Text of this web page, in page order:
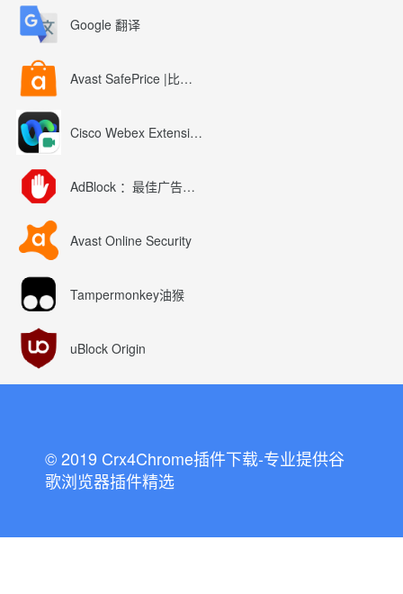
Google 翻译
Avast SafePrice |比较、交易、优惠券
Cisco Webex Extension
AdBlock ：最佳广告拦截工具
Avast Online Security
Tampermonkey油猴
uBlock Origin
© 2019 Crx4Chrome插件下载-专业提供谷
歌浏览器插件精选